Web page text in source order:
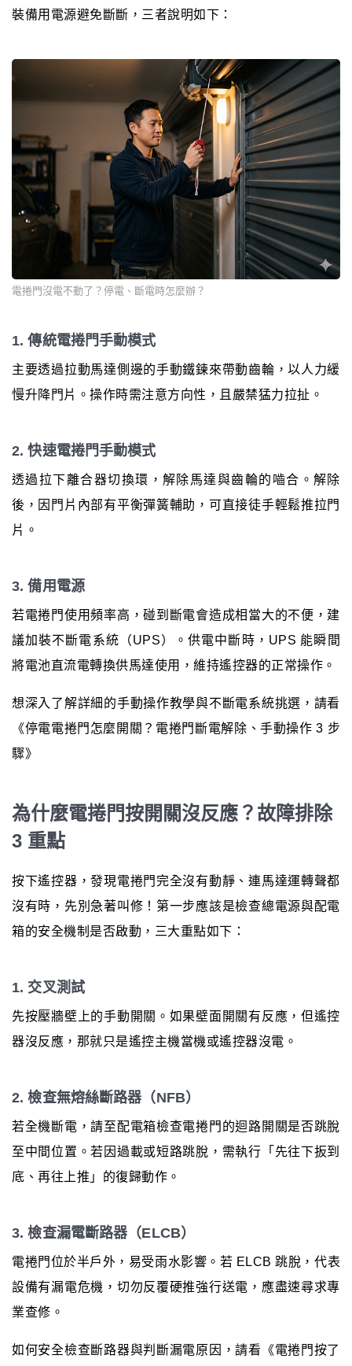
裝備用電源避免斷斷，三者說明如下：
電捲門沒電不動了？停電、斷電時怎麼辦？
1. 傳統電捲門手動模式
主要透過拉動馬達側邊的手動鐵鍊來帶動齒輪，以人力緩
慢升降門片。操作時需注意方向性，且嚴禁猛力拉扯。
2. 快速電捲門手動模式
透過拉下離合器切換環，解除馬達與齒輪的嚙合。解除
後，因門片內部有平衡彈簧輔助，可直接徒手輕鬆推拉門
片。
3. 備用電源
若電捲門使用頻率高，碰到斷電會造成相當大的不便，建
議加裝不斷電系統（UPS）。供電中斷時，UPS 能瞬間
將電池直流電轉換供馬達使用，維持遙控器的正常操作。
想深入了解詳細的手動操作教學與不斷電系統挑選，請看
《停電電捲門怎麼開關？電捲門斷電解除、手動操作 3 步
驟》
為什麼電捲門按開關沒反應？故障排除
3 重點
按下遙控器，發現電捲門完全沒有動靜、連馬達運轉聲都
沒有時，先別急著叫修！第一步應該是檢查總電源與配電
箱的安全機制是否啟動，三大重點如下：
1. 交叉測試
先按壓牆壁上的手動開關。如果壁面開關有反應，但遙控
器沒反應，那就只是遙控主機當機或遙控器沒電。
2. 檢查無熔絲斷路器（NFB）
若全機斷電，請至配電箱檢查電捲門的迴路開關是否跳脫
至中間位置。若因過載或短路跳脫，需執行「先往下扳到
底、再往上推」的復歸動作。
3. 檢查漏電斷路器（ELCB）
電捲門位於半戶外，易受雨水影響。若 ELCB 跳脫，代表
設備有漏電危機，切勿反覆硬推強行送電，應盡速尋求專
業查修。
如何安全檢查斷路器與判斷漏電原因，請看《電捲門按了